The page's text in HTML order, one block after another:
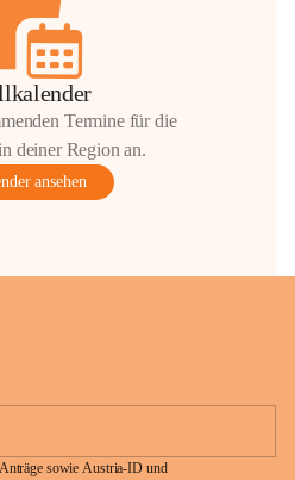
Termine für die
deiner Region an.
ansehen
sowie Austria-ID und